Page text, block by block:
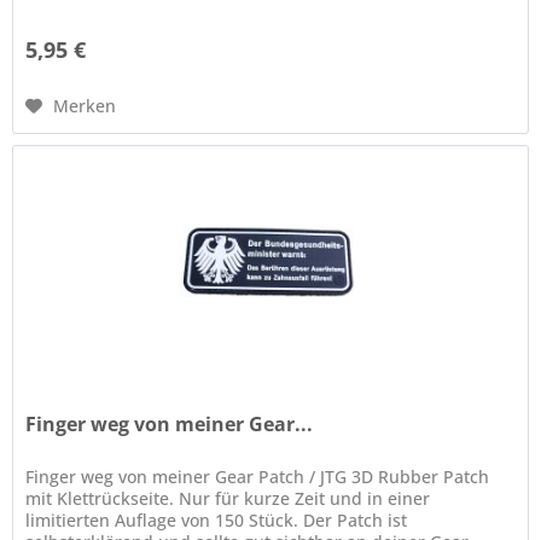
5,95 €
Merken
Finger weg von meiner Gear...
Finger weg von meiner Gear Patch / JTG 3D Rubber Patch
mit Klettrückseite. Nur für kurze Zeit und in einer
limitierten Auflage von 150 Stück. Der Patch ist